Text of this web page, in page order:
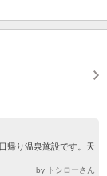
帰り温泉施設です。天
by トシローさん